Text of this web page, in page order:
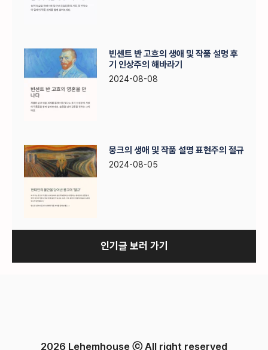
빈센트 반 고흐의 생애 및 작품 설명 후
기 인상주의 해바라기
2024-08-08
뭉크의 생애 및 작품 설명 표현주의 절규
2024-08-05
인기글 보러 가기
2026 Lehemhouse ⓒ All right reserved